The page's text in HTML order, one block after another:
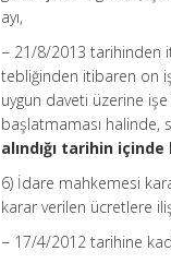
ayı,
− 21/8/2013 tarihinden
tebliğinden itibaren on
uygun daveti üzerine işe
başlatmaması halinde,
alındığı tarihin
6) İdare mahkemesi
karar verilen ücretlere
− 17/4/2012 tarihine